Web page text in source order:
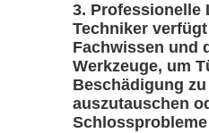
Professionelle
Techniker
Fachwissen und
Werkzeuge, um
Beschädigung
auszutauschen